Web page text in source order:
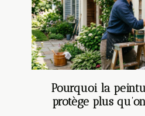
Pourquoi la
protège plus